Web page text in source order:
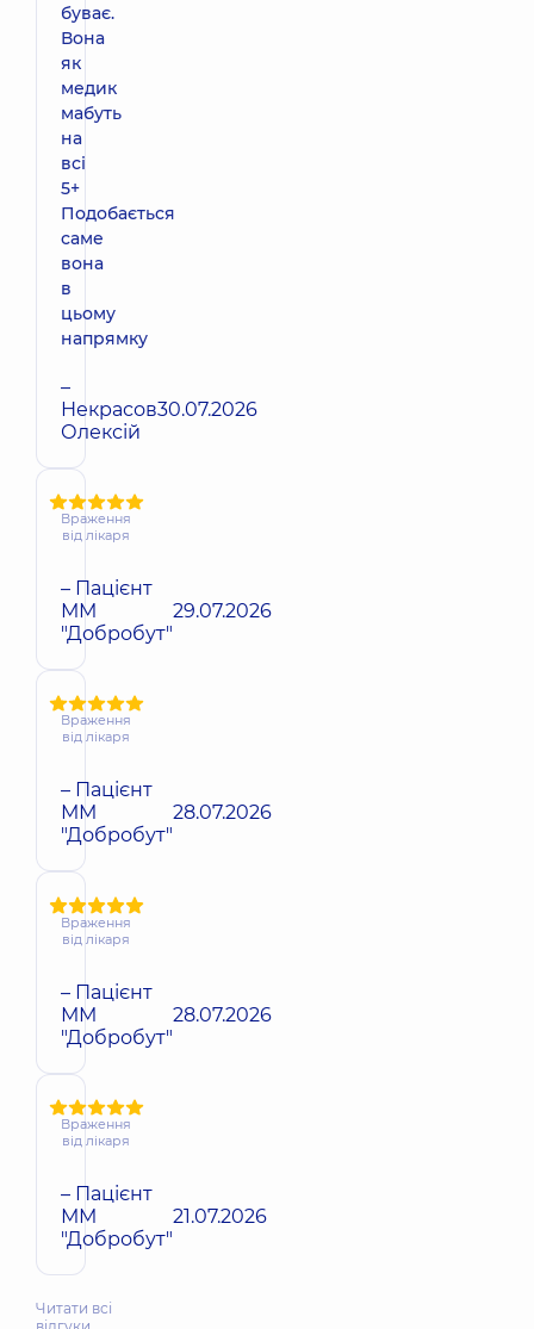
буває.
Вона
як
медик
мабуть
на
всі
5+
Подобається
саме
вона
в
цьому
напрямку
–
Некрасов
Олексій
30.07.2026
Враження
від лікаря
– Пацієнт
ММ
"Добробут"
29.07.2026
Враження
від лікаря
– Пацієнт
ММ
"Добробут"
28.07.2026
Враження
від лікаря
– Пацієнт
ММ
"Добробут"
28.07.2026
Враження
від лікаря
– Пацієнт
ММ
"Добробут"
21.07.2026
Читати всі